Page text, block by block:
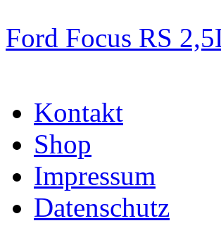
Ford Focus RS
Kontakt
Shop
Impressum
Datenschutz